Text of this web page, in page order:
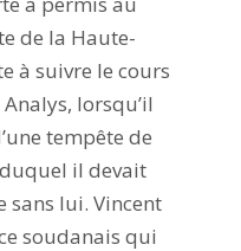
de la Haute-
à suivre le cours
lorsqu’il
tempête de
il devait
lui. Vincent
soudanais qui